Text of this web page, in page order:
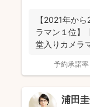
【2021年か
ラマン１位】
堂入りカメラ
予約承諾率
浦田